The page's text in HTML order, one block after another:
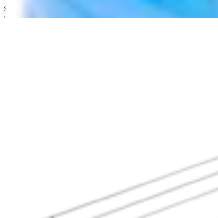
Sanj Kakar, MD
Produktdemonstrationen | 22:14 | English | 09/09/2022 | VID1-003331-en-